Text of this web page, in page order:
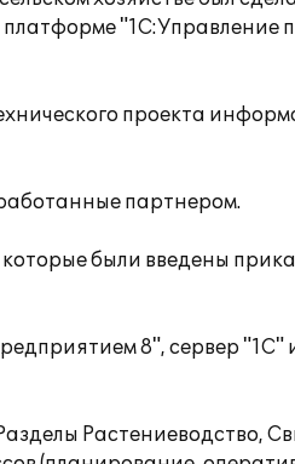
"1C:Управление
проекта
партнером.
были введены
8", сервер "1С"
Растениеводство,